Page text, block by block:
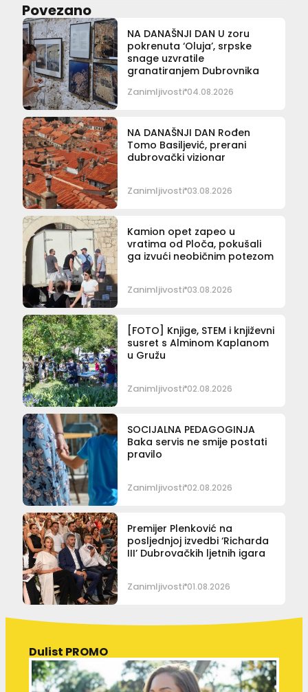
Povezano
NA DANAŠNJI DAN U zoru
pokrenuta ‘Oluja’, srpske
snage uzvratile
granatiranjem Dubrovnika
Zanimljivosti 04.08.2026
NA DANAŠNJI DAN Rođen
Tomo Basiljević, prerani
dubrovački vizionar
Zanimljivosti 03.08.2026
Kamion opet zapeo u
vratima od Ploča, pokušali
ga izvući neobičnim potezom
Zanimljivosti 03.08.2026
[FOTO] Knjige, STEM i književni
susret s Alminom Kaplanom
u Gružu
Zanimljivosti 02.08.2026
SOCIJALNA PEDAGOGINJA
Baka servis ne smije postati
pravilo
Zanimljivosti 02.08.2026
Premijer Plenković na
posljednjoj izvedbi ‘Richarda
III’ Dubrovačkih ljetnih igara
Zanimljivosti 01.08.2026
Dulist PROMO